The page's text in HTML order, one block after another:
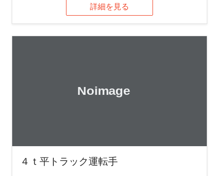
詳細を見る
４ｔ平トラック運転手